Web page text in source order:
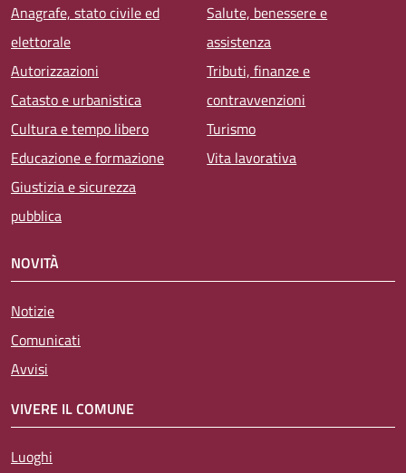
Anagrafe, stato civile ed
elettorale
Autorizzazioni
Catasto e urbanistica
Cultura e tempo libero
Educazione e formazione
Giustizia e sicurezza
pubblica
Salute, benessere e
assistenza
Tributi, finanze e
contravvenzioni
Turismo
Vita lavorativa
NOVITÀ
Notizie
Comunicati
Avvisi
VIVERE IL COMUNE
Luoghi